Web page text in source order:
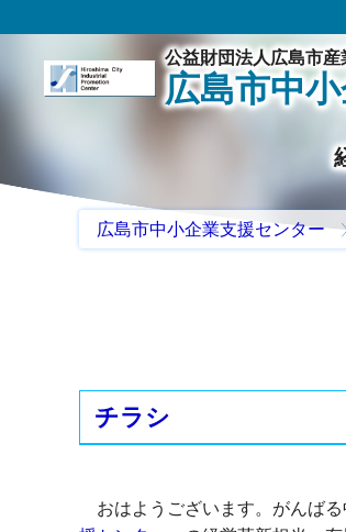
公益財団法人広島市
広島市中
広島市中小企業支援センター
チラシ
おはようございます。がんばる